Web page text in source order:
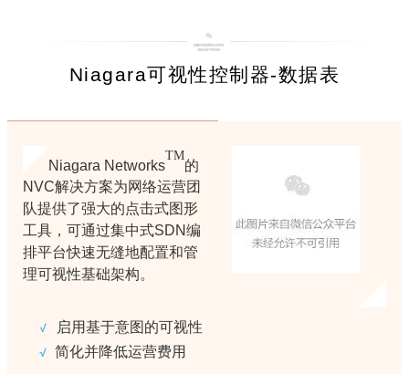
Niagara可视性控制器-数据表
Niagara Networks
TM
的
NVC解决方案为网络运营团
队提供了强大的点击式图形
工具，可通过集中式SDN编
排平台快速无缝地配置和管
理可视性基础架构。
√ 启用基于意图的可视性
√ 简化并降低运营费用